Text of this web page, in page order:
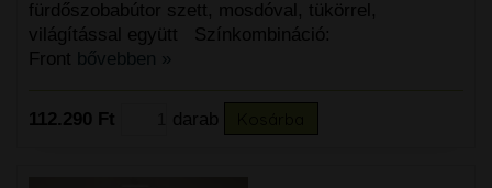
fürdőszobabútor szett, mosdóval, tükörrel,
világítással együtt Színkombináció:
Front bővebben »
112.290 Ft darab